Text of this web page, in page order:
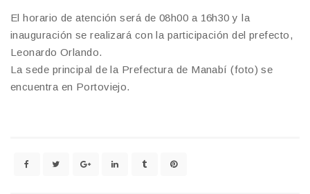
El horario de atención será de 08h00 a 16h30 y la
inauguración se realizará con la participación del prefecto,
Leonardo Orlando.
La sede principal de la Prefectura de Manabí (foto) se
encuentra en Portoviejo.